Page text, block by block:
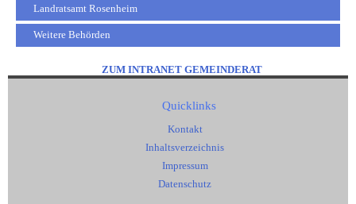
Landratsamt Rosenheim
Weitere Behörden
ZUM INTRANET GEMEINDERAT
Quicklinks
Kontakt
Inhaltsverzeichnis
Impressum
Datenschutz